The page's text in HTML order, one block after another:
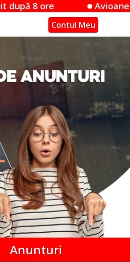
Avioane pe autostrăzi:
Contul Meu
Anunturi